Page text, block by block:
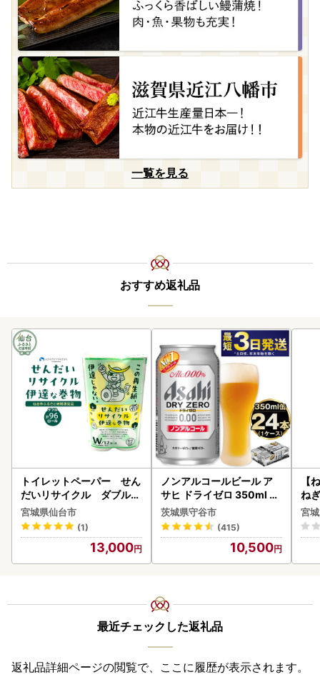
一覧を見る
おすすめ返礼品
トイレットペーパー せん
だいリサイクル ダブル9
6ロール｜トイレット
宮城県仙台市
(1)
13,000
ノンアルコールビール ア
サヒ ドライゼロ 350ml 24
本 ノンアル ビール asashi
守谷市
茨城県守谷市
(415)
10,500
【
ね
宮
最近チェックした返礼品
返礼品詳細ページの閲覧で、ここに履歴が表示されます。